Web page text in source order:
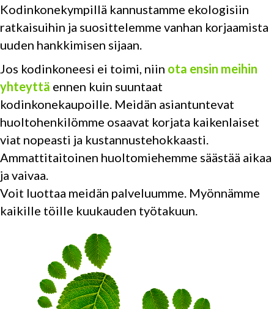
Kodinkonekympillä kannustamme ekologisiin
ratkaisuihin ja suosittelemme vanhan korjaamista
uuden hankkimisen sijaan.
Jos kodinkoneesi ei toimi, niin ota ensin meihin
yhteyttä ennen kuin suuntaat
kodinkonekaupoille. Meidän asiantuntevat
huoltohenkilömme osaavat korjata kaikenlaiset
viat nopeasti ja kustannustehokkaasti.
Ammattitaitoinen huoltomiehemme säästää aikaa
ja vaivaa.
Voit luottaa meidän palveluumme. Myönnämme
kaikille töille kuukauden työtakuun.